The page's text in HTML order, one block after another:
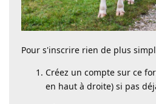
Pour s'inscrire rien de plus
Créez un compte sur ce
en haut à droite) si pas